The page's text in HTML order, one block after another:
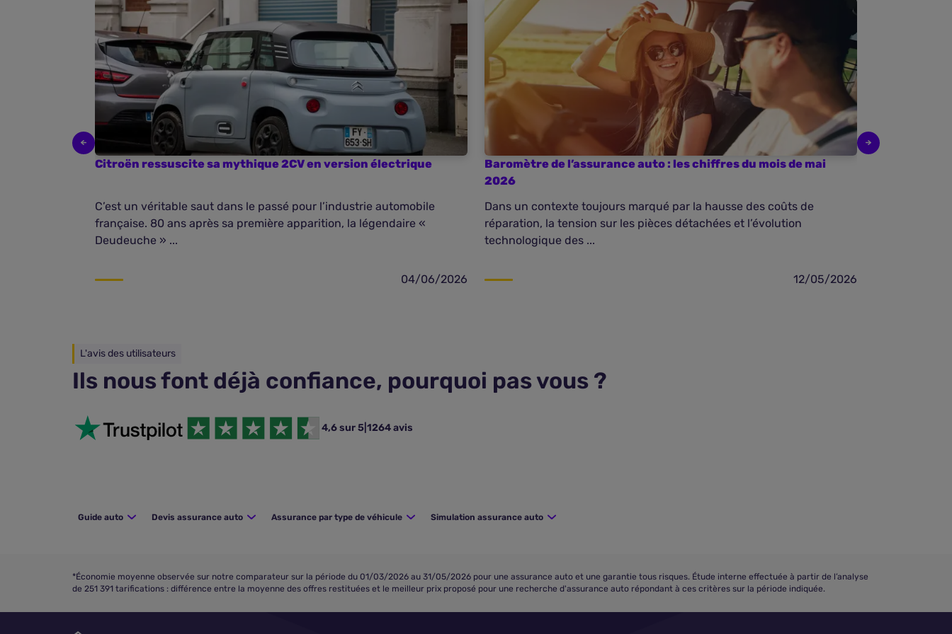
Citroën ressuscite sa mythique 2CV en version électrique
C’est un véritable saut dans le passé pour l’industrie automobile
française. 80 ans après sa première apparition, la légendaire «
Deudeuche » ...
04/06/2026
Baromètre de l’assurance auto : les chiffres du mois de mai
2026
Dans un contexte toujours marqué par la hausse des coûts de
réparation, la tension sur les pièces détachées et l’évolution
technologique des ...
12/05/2026
L'avis des utilisateurs
Ils nous font déjà confiance, pourquoi pas vous ?
4,6 sur 5 1264 avis
Guide auto Devis assurance auto Assurance par type de véhicule Simulation assurance auto
*Économie moyenne observée sur notre comparateur sur la période du 01/03/2026 au 31/05/2026 pour une assurance auto et une garantie tous risques. Étude interne effectuée à partir de l’analyse
de 251 391 tarifications : différence entre la moyenne des offres restituées et le meilleur prix proposé pour une recherche d'assurance auto répondant à ces critères sur la période indiquée.